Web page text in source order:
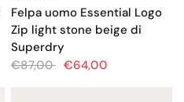
Felpa uomo Essential Logo
Zip light stone beige di
Superdry
€87,00 €64,00